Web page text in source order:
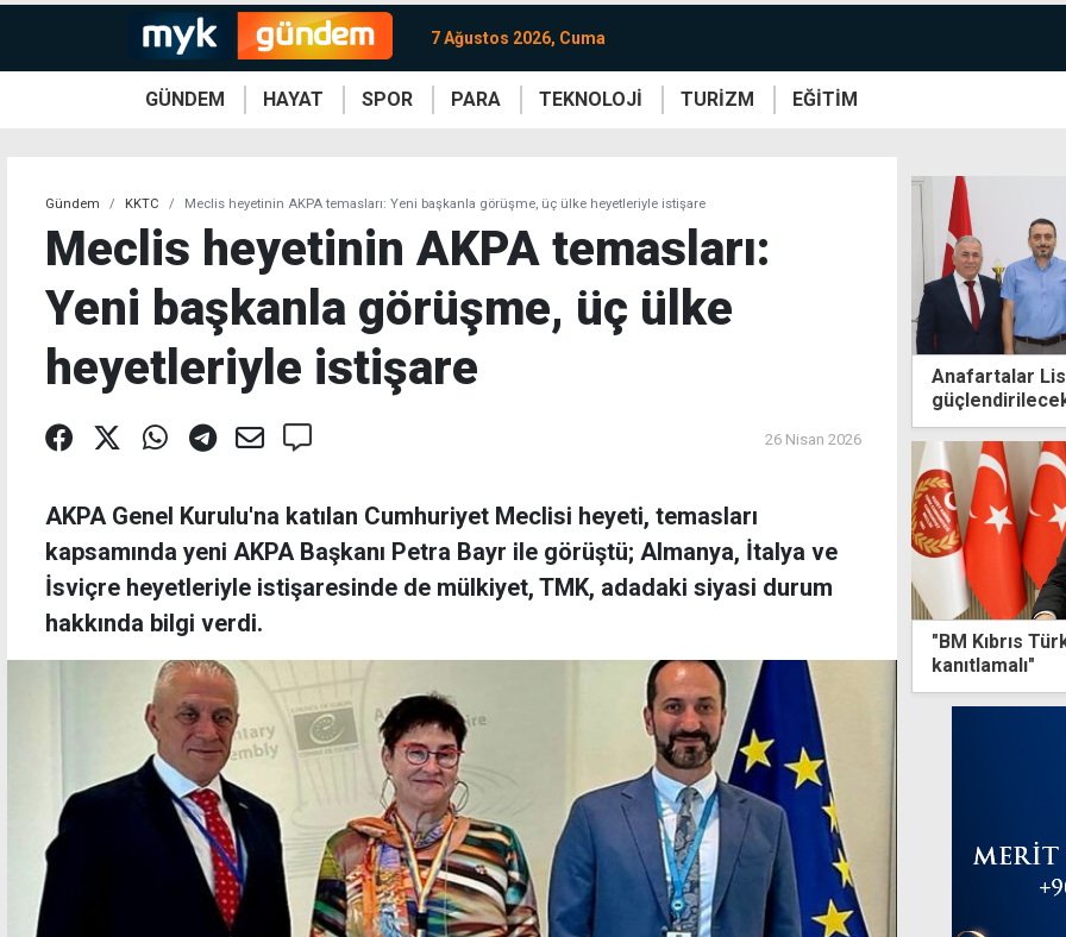
7 Ağustos 2026, Cuma
GÜNDEM HAYAT SPOR PARA TEKNOLOJİ TURİZM EĞİTİM
Gündem KKTC Meclis heyetinin AKPA temasları: Yeni başkanla görüşme, üç ülke heyetleriyle istişare
Meclis heyetinin AKPA temasları:
Yeni başkanla görüşme, üç ülke
heyetleriyle istişare
26 Nisan 2026
AKPA Genel Kurulu'na katılan Cumhuriyet Meclisi heyeti, temasları
kapsamında yeni AKPA Başkanı Petra Bayr ile görüştü; Almanya, İtalya ve
İsviçre heyetleriyle istişaresinde de mülkiyet, TMK, adadaki siyasi durum
hakkında bilgi verdi.
Anafartalar
"BM Kıbrıs
kanıtlamalı"